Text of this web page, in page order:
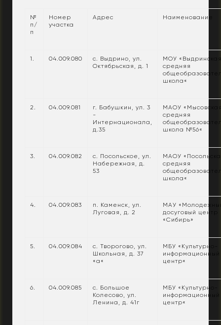
№
п/
п
Номер
участка
Адрес Наименование
1. 04.009.080
с. Выдрино, ул.
Октябрьская, д. 1
МОУ
средняя
школа«
2. 04.009.081
г. Бабушкин, ул. 3
-
Интернационала,
д.35
МАОУ
средняя
школа №56«
3. 04.009.082
с. Посольское, ул.
Набережная, д.
53
МАОУ
средняя
школа«
4. 04.009.083
п. Каменск, ул.
Луговая, д. 2
МАУ
досуговый центр
«Сибирь»
5. 04.009.084
с. Творогово, ул.
Школьная, д. 37
«а«
МБУ «Культурно-
информационный
центр«
6. 04.009.085
с. Большое
Колесово, ул.
Ленина, д. 41г
МБУ «Культурно-
информационный
центр«